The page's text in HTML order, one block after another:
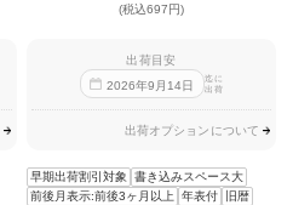
(税込697円)
出荷目安
2026年9 月 14日
迄に
出荷
出荷オプションについて
早期出荷割引対象
書き込みスペース大
前後月表示:前後3ヶ月以上
年表付
旧暦